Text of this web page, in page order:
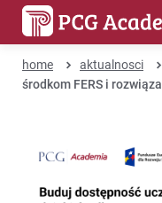
home aktualnosci
środkom FERS i